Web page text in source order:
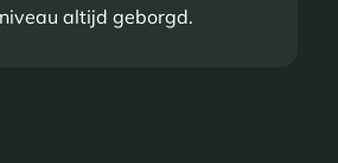
altijd geborgd.